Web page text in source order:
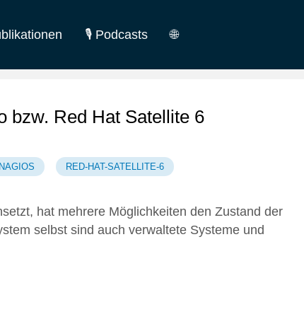
🎙️ Podcasts 🌐
bzw. Red Hat Satellite 6
NAGIOS RED-HAT-SATELLITE-6
hat mehrere Möglichkeiten den Zustand der
selbst sind auch verwaltete Systeme und